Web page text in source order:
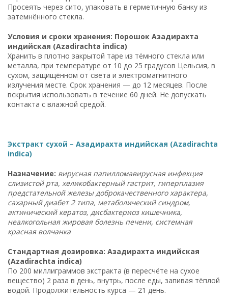
Просеять через сито, упаковать в герметичную банку из
затемнённого стекла.
Условия и сроки хранения: Порошок Азадирахта
индийская (Azadirachta indica)
Хранить в плотно закрытой таре из тёмного стекла или
металла, при температуре от 10 до 25 градусов Цельсия, в
сухом, защищённом от света и электромагнитного
излучения месте. Срок хранения — до 12 месяцев. После
вскрытия использовать в течение 60 дней. Не допускать
контакта с влажной средой.
Экстракт сухой – Азадирахта индийская (Azadirachta
indica)
Назначение: вирусная папилломавирусная инфекция
слизистой рта, хеликобактерный гастрит, гиперплазия
предстательной железы доброкачественного характера,
сахарный диабет 2 типа, метаболический синдром,
актинический кератоз, дисбактериоз кишечника,
неалкогольная жировая болезнь печени, системная
красная волчанка
Стандартная дозировка: Азадирахта индийская
(Azadirachta indica)
По 200 миллиграммов экстракта (в пересчёте на сухое
вещество) 2 раза в день, внутрь, после еды, запивая тёплой
водой. Продолжительность курса — 21 день.